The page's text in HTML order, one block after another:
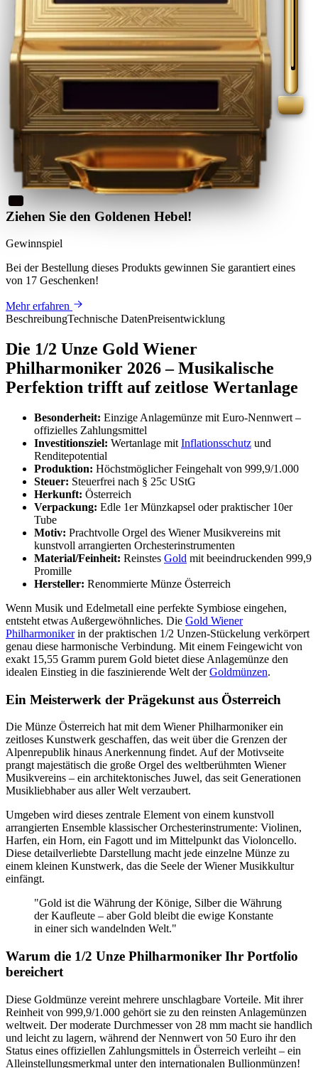
Ziehen Sie den Goldenen Hebel!
Gewinnspiel
Bei der Bestellung dieses Produkts gewinnen Sie garantiert eines
von 17 Geschenken!
Mehr erfahren
BeschreibungTechnische DatenPreisentwicklung
Die 1/2 Unze Gold Wiener
Philharmoniker 2026 – Musikalische
Perfektion trifft auf zeitlose Wertanlage
Besonderheit: Einzige Anlagemünze mit Euro-Nennwert –
offizielles Zahlungsmittel
Investitionsziel: Wertanlage mit Inflationsschutz und
Renditepotential
Produktion: Höchstmöglicher Feingehalt von 999,9/1.000
Steuer: Steuerfrei nach § 25c UStG
Herkunft: Österreich
Verpackung: Edle 1er Münzkapsel oder praktischer 10er
Tube
Motiv: Prachtvolle Orgel des Wiener Musikvereins mit
kunstvoll arrangierten Orchesterinstrumenten
Material/Feinheit: Reinstes Gold mit beeindruckenden 999,9
Promille
Hersteller: Renommierte Münze Österreich
Wenn Musik und Edelmetall eine perfekte Symbiose eingehen,
entsteht etwas Außergewöhnliches. Die Gold Wiener
Philharmonikerin der praktischen 1/2 Unzen-Stückelung verkörpert
genau diese harmonische Verbindung. Mit einem Feingewicht von
exakt 15,55 Gramm purem Gold bietet diese Anlagemünze den
idealen Einstieg in die faszinierende Welt derGoldmünzen.
Ein Meisterwerk der Prägekunst aus Österreich
Die Münze Österreich hat mit dem Wiener Philharmoniker ein
zeitloses Kunstwerk geschaffen, das weit über die Grenzen der
Alpenrepublik hinaus Anerkennung findet. Auf der Motivseite
prangt majestätisch die große Orgel des weltberühmten Wiener
Musikvereins – ein architektonisches Juwel, das seit Generationen
Musikliebhaber aus aller Welt verzaubert.
Umgeben wird dieses zentrale Element von einem kunstvoll
arrangierten Ensemble klassischer Orchesterinstrumente: Violinen,
Harfen, ein Horn, ein Fagott und im Mittelpunkt das Violoncello.
Diese detailverliebte Darstellung macht jede einzelne Münze zu
einem kleinen Kunstwerk, das die Seele der Wiener Musikkultur
einfängt.
"Gold ist die Währung der Könige, Silber die Währung
der Kaufleute – aber Gold bleibt die ewige Konstante
in einer sich wandelnden Welt."
Warum die 1/2 Unze Philharmoniker Ihr Portfolio
bereichert
Diese Goldmünze vereint mehrere unschlagbare Vorteile. Mit ihrer
Reinheit von 999,9/1.000 gehört sie zu den reinsten Anlagemünzen
weltweit. Der moderate Durchmesser von 28 mm macht sie handlich
und leicht zu lagern, während der Nennwert von 50 Euro ihr den
Status eines offiziellen Zahlungsmittels in Österreich verleiht – ein
Alleinstellungsmerkmal unter den internationalen Bullionmünzen!